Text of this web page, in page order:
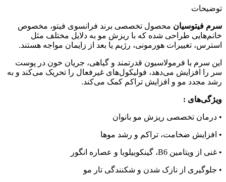
توضیحات
سرم فیتوسیان محصول تخصصی برند فرانسوی فیتو، مخصوص
خانم‌هایی طراحی شده که با ریزش مو به دلایل مختلف مثل
استرس، تغییرات هورمونی، رژیم یا بعد از زایمان مواجه هستند.
این سرم با فرمولاسیون قدرتمند و گیاهی، جریان خون در پوست
سر را افزایش می‌دهد، فولیکول‌های غیرفعال را تحریک می‌کند و به
رشد مجدد مو و افزایش تراکم کمک می‌کند.
ویژگی‌های :
• درمان تخصصی ریزش مو بانوان
• افزایش ضخامت، تراکم و رشد موها
• غنی از ویتامین B6، گینکوبیلوبا و عصاره انگور
• جلوگیری از نازک شدن و شکنندگی تار مو